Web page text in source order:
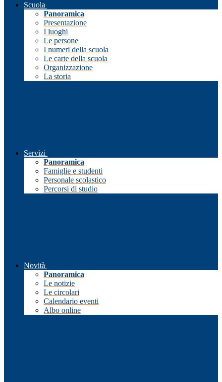
Scuola
Panoramica
Presentazione
I luoghi
Le persone
I numeri della scuola
Le carte della scuola
Organizzazione
La storia
Servizi
Panoramica
Famiglie e studenti
Personale scolastico
Percorsi di studio
Novità
Panoramica
Le notizie
Le circolari
Calendario eventi
Albo online